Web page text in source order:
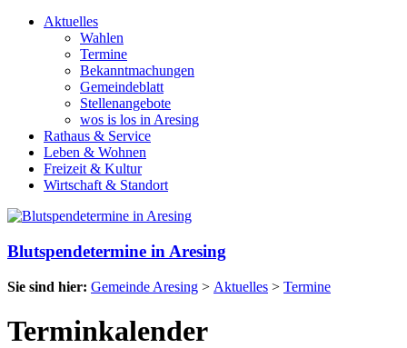
Aktuelles
Wahlen
Termine
Bekanntmachungen
Gemeindeblatt
Stellenangebote
wos is los in Aresing
Rathaus & Service
Leben & Wohnen
Freizeit & Kultur
Wirtschaft & Standort
Blutspendetermine in Aresing
Sie sind hier: Gemeinde Aresing > Aktuelles > Termine
Terminkalender